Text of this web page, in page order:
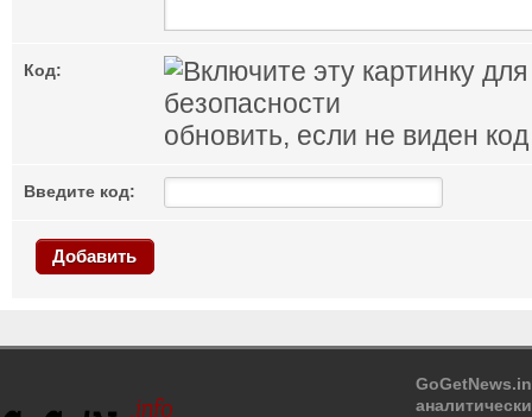
Код:
обновить, если не виден код
Введите код:
Добавить